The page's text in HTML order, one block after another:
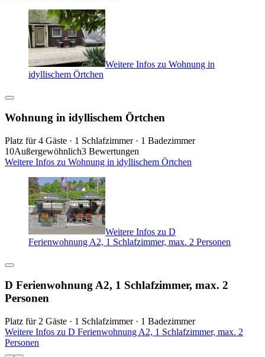
Weitere Infos zu Wohnung in
idyllischem Örtchen
Wohnung in idyllischem Örtchen
Platz für 4 Gäste · 1 Schlafzimmer · 1 Badezimmer
10Außergewöhnlich3 Bewertungen
Weitere Infos zu Wohnung in idyllischem Örtchen
Weitere Infos zu D
Ferienwohnung A2, 1 Schlafzimmer, max. 2 Personen
D Ferienwohnung A2, 1 Schlafzimmer, max. 2
Personen
Platz für 2 Gäste · 1 Schlafzimmer · 1 Badezimmer
Weitere Infos zu D Ferienwohnung A2, 1 Schlafzimmer, max. 2
Personen